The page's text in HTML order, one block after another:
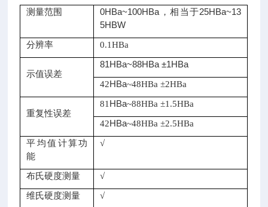
测量范围
0HBa~100HBa，相当于25HBa~13
5HBW
分辨率
0.1HBa
示值误差
81HBa~88HBa ±1HBa
42HBa~48HBa ±2HBa
重复性误差
81 HBa~88HBa ±1.5HBa
42HBa~48HBa ±2.5HBa
平均值计算功
能
√
布氏硬度测量 √
维氏硬度测量 √